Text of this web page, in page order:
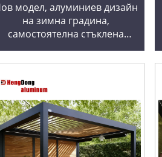
модел, алуминиев дизайн
на зимна градина,
самостоятелна стъклена
слънчева стая, пергола,